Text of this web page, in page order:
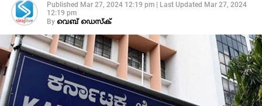
Published Mar 27, 2024 12:19 pm| Last Updated Mar 27, 2024
12:19 pm
By വെബ് ഡെസ്‌ക്